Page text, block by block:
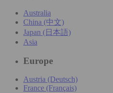
Australia
China (中文)
Japan (日本語)
Asia
Europe
Austria (Deutsch)
France (Français)